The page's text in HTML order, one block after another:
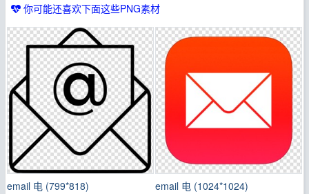
你可能还喜欢下面这些PNG素材
email 电 (799*818) email 电 (1024*1024)